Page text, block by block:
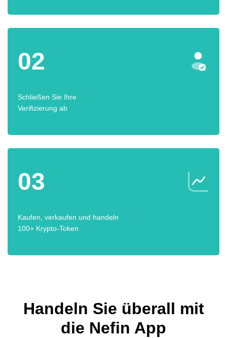
02
Schließen Sie Ihre
Verifizierung ab
03
Kaufen, verkaufen und handeln
100+ Krypto-Token
Handeln Sie überall mit
die Nefin App